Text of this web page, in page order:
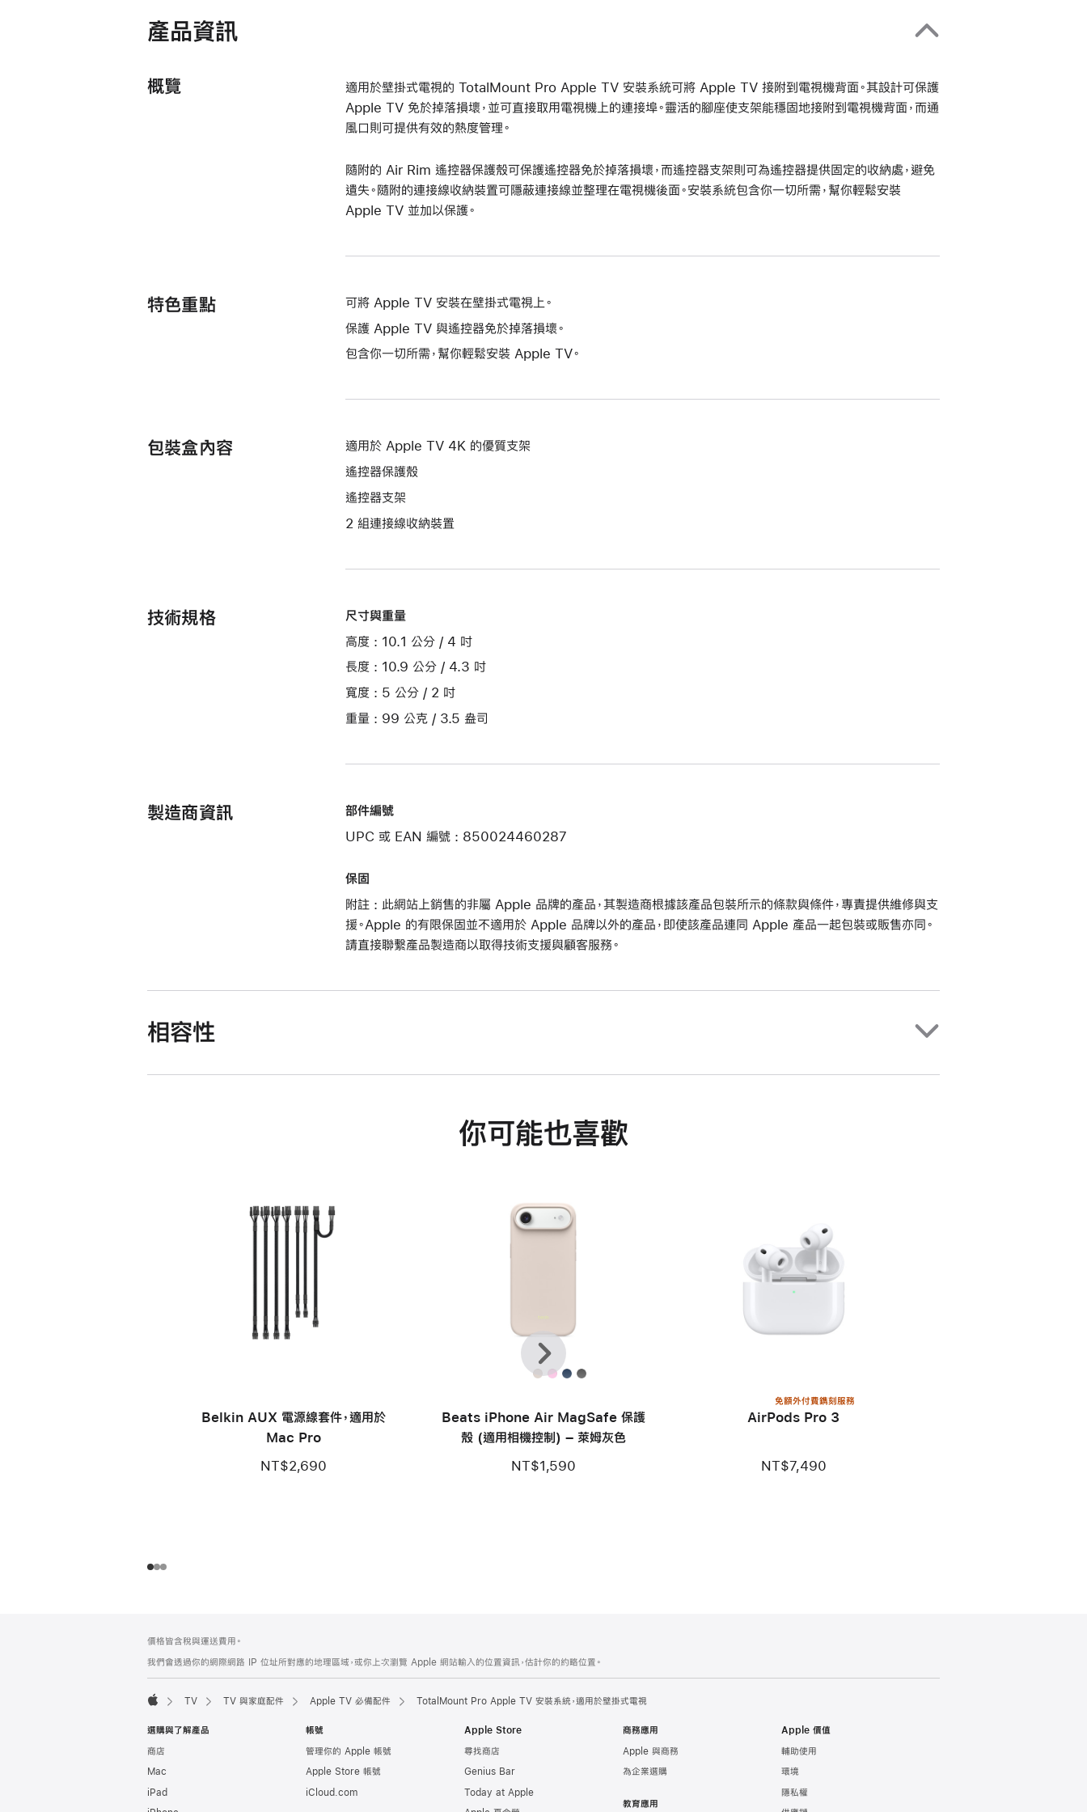
產品資訊
概覽
適用於壁掛式電視的 TotalMount Pro Apple TV 安裝系統可將 Apple TV 接附到電視機背面。其設計可保護
Apple TV 免於掉落損壞，並可直接取用電視機上的連接埠。靈活的腳座使支架能穩固地接附到電視機背面，而通
風口則可提供有效的熱度管理。
隨附的 Air Rim 遙控器保護殼可保護遙控器免於掉落損壞，而遙控器支架則可為遙控器提供固定的收納處，避免
遺失。隨附的連接線收納裝置可隱蔽連接線並整理在電視機後面。安裝系統包含你一切所需，幫你輕鬆安裝
Apple TV 並加以保護。
特色重點
可將 Apple TV 安裝在壁掛式電視上。
保護 Apple TV 與遙控器免於掉落損壞。
包含你一切所需，幫你輕鬆安裝 Apple TV。
包裝盒內容
適用於 Apple TV 4K 的優質支架
遙控器保護殼
遙控器支架
2 組連接線收納裝置
技術規格
尺寸與重量
高度 : 10.1 公分 / 4 吋
長度 : 10.9 公分 / 4.3 吋
寬度 : 5 公分 / 2 吋
重量 : 99 公克 / 3.5 盎司
製造商資訊
部件編號
UPC 或 EAN 編號 : 850024460287
保固
附註 : 此網站上銷售的非屬 Apple 品牌的產品，其製造商根據該產品包裝所示的條款與條件，專責提供維修與支
援。Apple 的有限保固並不適用於 Apple 品牌以外的產品，即使該產品連同 Apple 產品一起包裝或販售亦同。
請直接聯繫產品製造商以取得技術支援與顧客服務。
相容性
你可能也喜歡
Belkin AUX 電源線套件，適用於
Mac Pro
NT$2,690
Beats iPhone Air MagSafe 保護
殼 (適用相機控制) – 萊姆灰色
NT$1,590
免額外付費鐫刻服務
AirPods Pro 3
NT$7,490
上
一
個
下
一
步
腳
價格皆含稅與運送費用。
我們會透過你的網際網路 IP 位址所對應的地理區域，或你上次瀏覽 Apple 網站輸入的位置資訊，估計你的約略位置。
TV TV 與家庭配件 Apple TV 必備配件 TotalMount Pro Apple TV 安裝系統，適用於壁掛式電視
選購與了解產品
商店
Mac
iPad
帳號
管理你的 Apple 帳號
Apple Store 帳號
iCloud.com
Apple Store
尋找商店
Genius Bar
Today at Apple
商務應用
Apple 與商務
為企業選購
教育應用
Apple 價值
輔助使用
環境
隱私權